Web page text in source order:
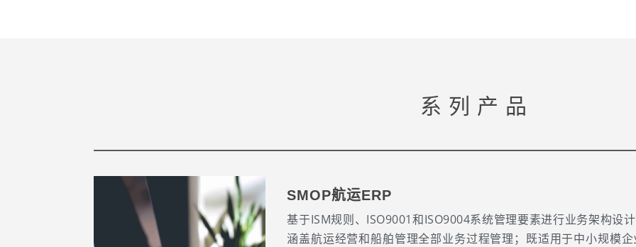
系列产品
SMOP航运ERP
基于ISM规则、ISO9001和ISO9004系统管理要素进行业务架构设
涵盖航运经营和船舶管理全部业务过程管理；既适用于中小规模